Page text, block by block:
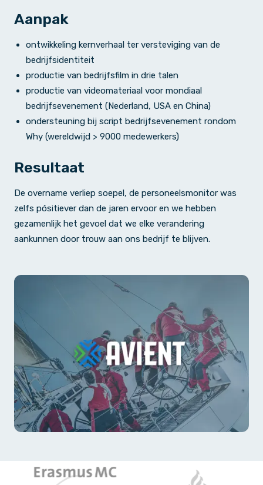
Aanpak
ontwikkeling kernverhaal ter versteviging van de
bedrijfsidentiteit
productie van bedrijfsfilm in drie talen
productie van videomateriaal voor mondiaal
bedrijfsevenement (Nederland, USA en China)
ondersteuning bij script bedrijfsevenement rondom
Why (wereldwijd > 9000 medewerkers)
Resultaat
De overname verliep soepel, de personeelsmonitor was
zelfs pósitiever dan de jaren ervoor en we hebben
gezamenlijk het gevoel dat we elke verandering
aankunnen door trouw aan ons bedrijf te blijven.